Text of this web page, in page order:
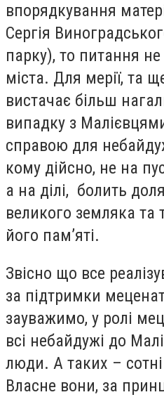
впорядкування
Сергія
парку), то питання
міста. Для мерії, та
вистачає більш
випадку з
справою для
кому дійсно, не на
а на ділі, болить
великого земляка та
його пам’яті.
Звісно що все
за підтримки
зауважимо, у ролі
всі небайдужі до
люди. А таких – сотні
Власне вони, за